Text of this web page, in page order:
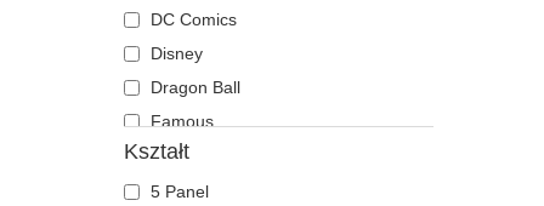
Lwica
Mewa
Motyl
Mrówka
Mysz
Niedźwiedź
Open Back
Runner
The 90s
The Ball
The Retro
The Snap
DC Comics
Disney
Dragon Ball
Famous
Fast & Furious
Gra o Tron
Kształt
5 Panel